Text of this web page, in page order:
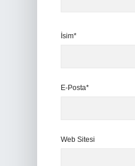
İsim*
E-Posta*
Web Sitesi